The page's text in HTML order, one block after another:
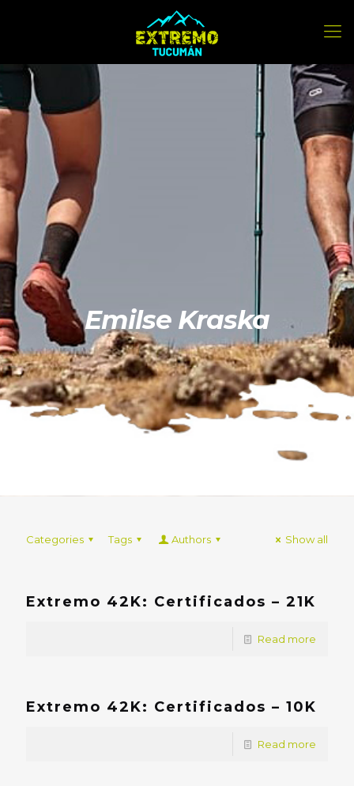
Emilse Kraska
Categories Tags Authors Show all
Extremo 42K: Certificados – 21K
Read more
Extremo 42K: Certificados – 10K
Read more